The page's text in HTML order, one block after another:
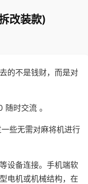
改装款)
的不是钱财，而是对
时交流 。
些无需对麻将机进行
设备连接。手机端软
电机或机械结构，在